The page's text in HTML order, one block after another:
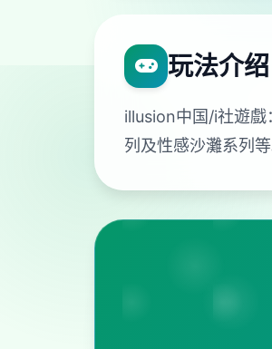
玩法介绍
illusion中国/i社遊
列及性感沙灘系列等